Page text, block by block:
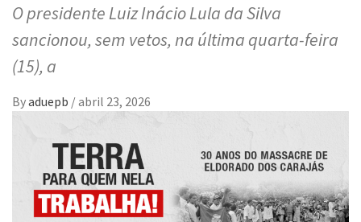
O presidente Luiz Inácio Lula da Silva
sancionou, sem vetos, na última quarta-feira
(15), a
Byaduepb /abril 23, 2026